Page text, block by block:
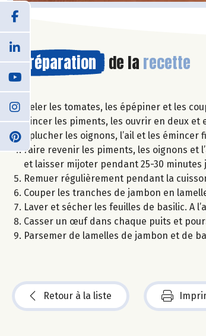
Préparation de la recette
Peler les tomates, les épépiner et les
Rincer les piments, les ouvrir en deux et
Eplucher les oignons, l’ail et les émincer
Faire revenir les piments, les oignons et
et laisser mijoter pendant 25-30 minutes
Remuer régulièrement pendant la
Couper les tranches de jambon en
Laver et sécher les feuilles de basilic. A
Casser un œuf dans chaque puits et
Parsemer de lamelles de jambon et de
Retour à la liste